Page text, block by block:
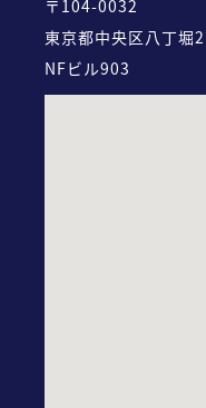
〒104-0032
東京都中央区八丁堀
NFビル903